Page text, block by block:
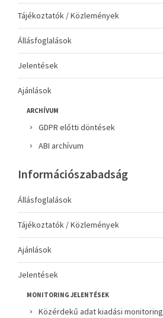
Tájékoztatók / Közlemények
Állásfoglalások
Jelentések
Ajánlások
ARCHÍVUM
GDPR előtti döntések
ABI archívum
Információszabadság
Állásfoglalások
Tájékoztatók / Közlemények
Ajánlások
Jelentések
MONITORING JELENTÉSEK
Közérdekű adat kiadási monitoring